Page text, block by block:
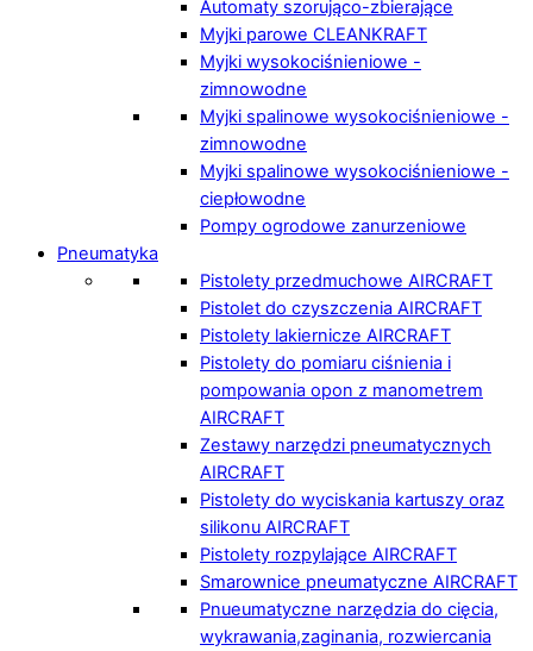
Automaty szorująco-zbierające
Myjki parowe CLEANKRAFT
Myjki wysokociśnieniowe -
zimnowodne
Myjki spalinowe wysokociśnieniowe -
zimnowodne
Myjki spalinowe wysokociśnieniowe -
ciepłowodne
Pompy ogrodowe zanurzeniowe
Pneumatyka
Pistolety przedmuchowe AIRCRAFT
Pistolet do czyszczenia AIRCRAFT
Pistolety lakiernicze AIRCRAFT
Pistolety do pomiaru ciśnienia i
pompowania opon z manometrem
AIRCRAFT
Zestawy narzędzi pneumatycznych
AIRCRAFT
Pistolety do wyciskania kartuszy oraz
silikonu AIRCRAFT
Pistolety rozpylające AIRCRAFT
Smarownice pneumatyczne AIRCRAFT
Pnueumatyczne narzędzia do cięcia,
wykrawania,zaginania, rozwiercania